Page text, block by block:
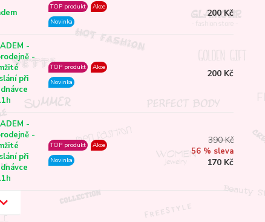
TOP produkt
Akce
Novinka
200 Kč
-
-
při
TOP produkt
Akce
Novinka
200 Kč
-
-
při
TOP produkt
Akce
Novinka
390 Kč
56 % sleva
170 Kč